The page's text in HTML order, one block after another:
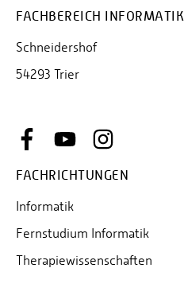
FACHBEREICH INFORMATIK
Schneidershof
54293 Trier
FACHRICHTUNGEN
Informatik
Fernstudium Informatik
Therapiewissenschaften